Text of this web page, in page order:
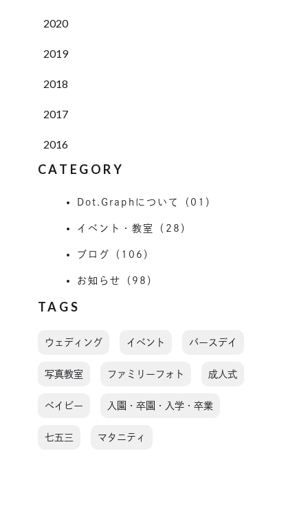
2020
2019
2018
2017
2016
CATEGORY
Dot.Graphについて（01）
イベント・教室（28）
ブログ（106）
お知らせ（98）
TAGS
ウェディング イベント バースデイ
写真教室 ファミリーフォト 成人式
ベイビー 入園・卒園・入学・卒業
七五三 マタニティ